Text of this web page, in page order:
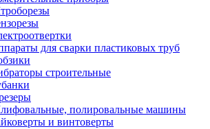
для сварки пластиковых труб
строительные
полировальные машины
и винтоверты